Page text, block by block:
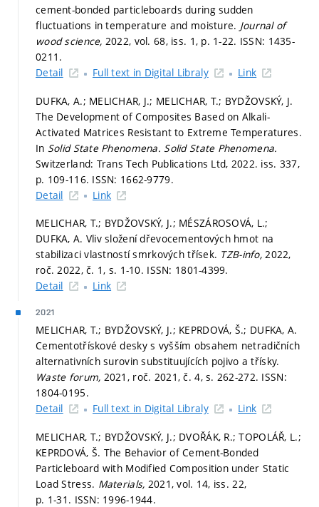
cement-bonded particleboards during sudden
fluctuations in temperature and moisture. Journal of
wood science, 2022, vol. 68, iss. 1, p. 1-22. ISSN: 1435-
0211.
Detail
Full text in Digital Libraly Link
DUFKA, A.; MELICHAR, J.; MELICHAR, T.; BYDŽOVSKÝ, J.
The Development of Composites Based on Alkali-
Activated Matrices Resistant to Extreme Temperatures.
In Solid State Phenomena. Solid State Phenomena.
Switzerland: Trans Tech Publications Ltd, 2022. iss. 337,
p. 109-116. ISSN: 1662-9779.
Detail
Link
MELICHAR, T.; BYDŽOVSKÝ, J.; MÉSZÁROSOVÁ, L.;
DUFKA, A. Vliv složení dřevocementových hmot na
stabilizaci vlastností smrkových třísek. TZB-info,2022,
roč. 2022, č. 1, s. 1-10. ISSN: 1801-4399.
Detail
Link
2021
MELICHAR, T.; BYDŽOVSKÝ, J.; KEPRDOVÁ, Š.; DUFKA, A.
Cementotřískové desky s vyšším obsahem netradičních
alternativních surovin substituujících pojivo a třísky.
Waste forum, 2021, roč. 2021, č. 4,s. 262-272. ISSN:
1804-0195.
Detail
Full text in Digital Libraly Link
MELICHAR, T.; BYDŽOVSKÝ, J.; DVOŘÁK, R.; TOPOLÁŘ, L.;
KEPRDOVÁ, Š. The Behavior of Cement-Bonded
Particleboard with Modified Composition under Static
Load Stress. Materials, 2021, vol. 14, iss. 22,
p. 1-31. ISSN: 1996-1944.